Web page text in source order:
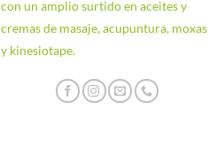
con un amplio surtido en aceites y
cremas de masaje, acupuntura, moxas
y kinesiotape.